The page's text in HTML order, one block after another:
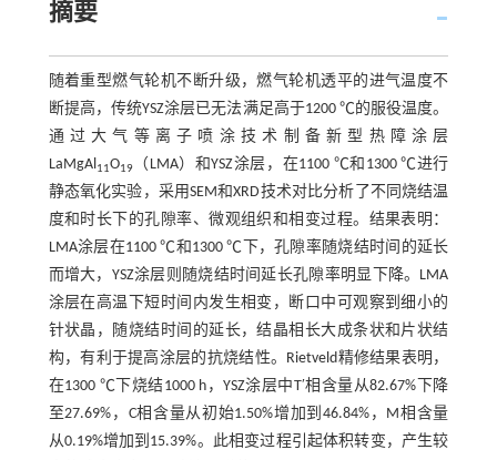
摘要
随着重型燃气轮机不断升级，燃气轮机透平的进气温度不
断提高，传统YSZ涂层已无法满足高于1200 ℃的服役温度。
通过大气等离子喷涂技术制备新型热障涂层
LaMgAl11O19（LMA）和YSZ涂层，在1100 ℃和1300 ℃进行
静态氧化实验，采用SEM和XRD技术对比分析了不同烧结温
度和时长下的孔隙率、微观组织和相变过程。结果表明：
LMA涂层在1100 ℃和1300 ℃下，孔隙率随烧结时间的延长
而增大，YSZ涂层则随烧结时间延长孔隙率明显下降。LMA
涂层在高温下短时间内发生相变，断口中可观察到细小的
针状晶，随烧结时间的延长，结晶相长大成条状和片状结
构，有利于提高涂层的抗烧结性。Rietveld精修结果表明，
在1300 ℃下烧结1000 h，YSZ涂层中T′相含量从82.67%下降
至27.69%，C相含量从初始1.50%增加到46.84%，M相含量
从0.19%增加到15.39%。此相变过程引起体积转变，产生较